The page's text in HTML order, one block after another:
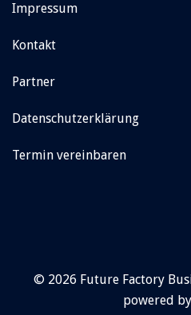
Impressum
Kontakt
Partner
Datenschutzerklärung
Termin vereinbaren
© 2026 Future Factory
powered by